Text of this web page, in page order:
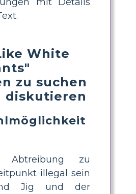
White
zu suchen
diskutieren
Abtreibung zu
illegal sein
Jig und der